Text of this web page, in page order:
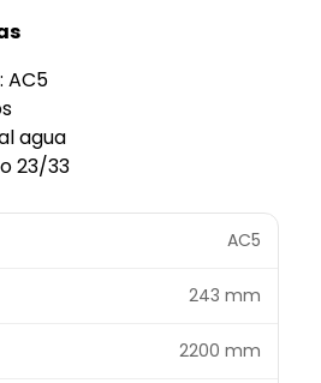
AC5
agua
23/33
AC5
243 mm
2200 mm